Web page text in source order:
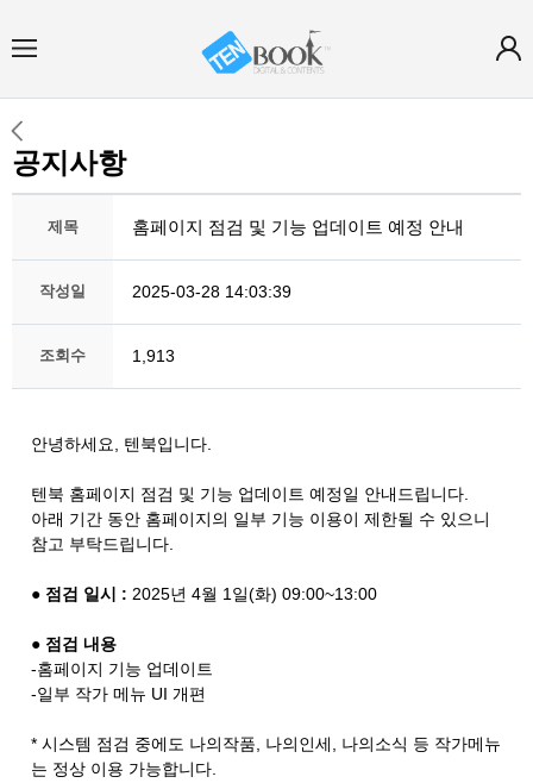
공지사항
제목 홈페이지 점검 및 기능 업데이트 예정 안내
작성일 2025-03-28 14:03:39
조회수 1,913
안녕하세요, 텐북입니다.
텐북 홈페이지 점검 및 기능 업데이트 예정일 안내드립니다.
아래 기간 동안 홈페이지의 일부 기능 이용이 제한될 수 있으니
참고 부탁드립니다.
● 점검 일시 : 2025년 4월 1일(화) 09:00~13:00
● 점검 내용
-홈페이지 기능 업데이트
-일부 작가 메뉴 UI 개편
* 시스템 점검 중에도 나의작품, 나의인세, 나의소식 등 작가메뉴
는 정상 이용 가능합니다.